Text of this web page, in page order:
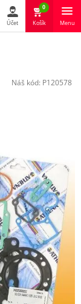
Účet
0
Košík Menu
Náš kód: P120578